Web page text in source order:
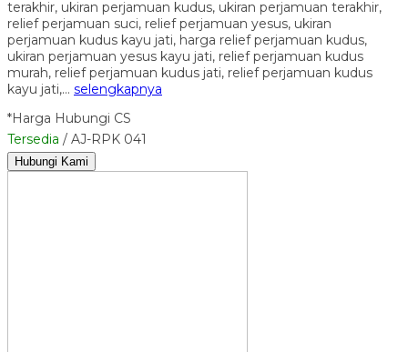
terakhir, ukiran perjamuan kudus, ukiran perjamuan terakhir,
relief perjamuan suci, relief perjamuan yesus, ukiran
perjamuan kudus kayu jati, harga relief perjamuan kudus,
ukiran perjamuan yesus kayu jati, relief perjamuan kudus
murah, relief perjamuan kudus jati, relief perjamuan kudus
kayu jati,… selengkapnya
*Harga Hubungi CS
Tersedia / AJ-RPK 041
Hubungi Kami